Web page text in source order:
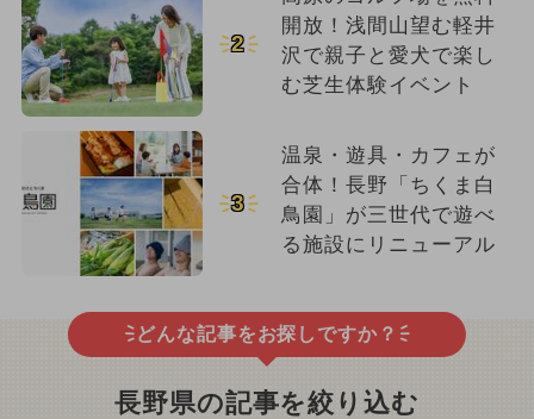
2
開放！浅間山望む軽井
沢で親子と愛犬で楽し
む芝生体験イベント
3
温泉・遊具・カフェが
合体！長野「ちくま白
鳥園」が三世代で遊べ
る施設にリニューアル
どんな記事をお探しですか？
長野県の記事を絞り込む